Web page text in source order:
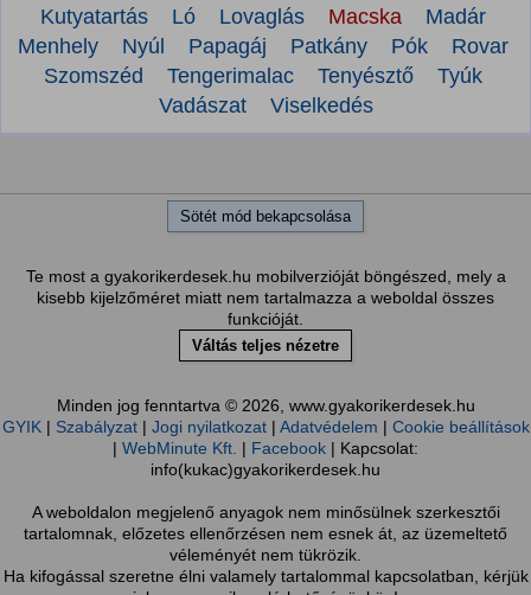
Kutyatartás
Ló Lovaglás Macska
Madár
Menhely
Nyúl Papagáj Patkány Pók
Rovar
Szomszéd
Tengerimalac Tenyésztő
Tyúk
Vadászat
Viselkedés
Sötét mód bekapcsolása
Te most a gyakorikerdesek.hu mobilverzióját böngészed, mely a
kisebb kijelzőméret miatt nem tartalmazza a weboldal összes
funkcióját.
Váltás teljes nézetre
Minden jog fenntartva © 2026, www.gyakorikerdesek.hu
GYIK| Szabályzat| Jogi nyilatkozat| Adatvédelem | Cookie beállítások
| WebMinute Kft. | Facebook | Kapcsolat:
info(kukac)gyakorikerdesek.hu
A weboldalon megjelenő anyagok nem minősülnek szerkesztői
tartalomnak, előzetes ellenőrzésen nem esnek át, az üzemeltető
véleményét nem tükrözik.
Ha kifogással szeretne élni valamely tartalommal kapcsolatban, kérjük